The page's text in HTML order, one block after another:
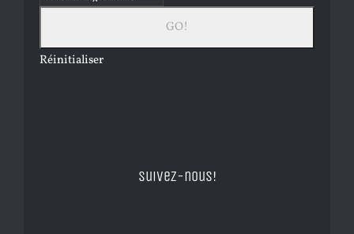
Réinitialiser
Suivez-nous!